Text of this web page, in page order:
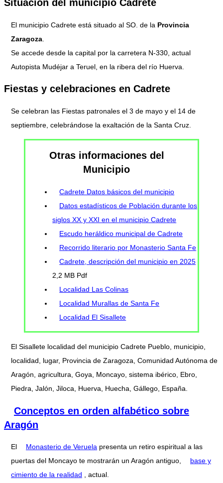
Situación del municipio Cadrete
El municipio Cadrete está situado al SO. de la Provincia
Zaragoza
Se accede desde la capital por la carretera N-330, actual
Autopista Mudéjar a Teruel, en la ribera del río Huerva.
Fiestas y celebraciones en Cadrete
Se celebran las Fiestas patronales el 3 de mayo y el 14 de
septiembre, celebrándose la exaltación de la Santa Cruz.
Otras informaciones del
Municipio
Cadrete Datos básicos del municipio
Datos estadísticos de Población durante los
siglos XX y XXI en el municipio Cadrete
Escudo heráldico municipal de Cadrete
Recorrido literario por Monasterio Santa Fe
Cadrete, descripción del municipio en 2025
2,2 MB Pdf
Localidad Las Colinas
Localidad Murallas de Santa Fe
Localidad El Sisallete
El Sisallete localidad del municipio Cadrete Pueblo, municipio,
localidad, lugar, Provincia de Zaragoza, Comunidad Autónoma de
Aragón, agricultura, Goya, Moncayo, sistema ibérico, Ebro,
Piedra, Jalón, Jiloca, Huerva, Huecha, Gállego, España.
Conceptos en orden alfabético sobre
Aragón
El Monasterio de Veruela presenta un retiro espiritual a las
puertas del Moncayo te mostrarán un Aragón antiguo,
base y
cimiento de la realidad , actual.